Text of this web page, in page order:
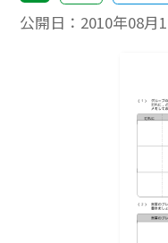
公開日： 2010年08月